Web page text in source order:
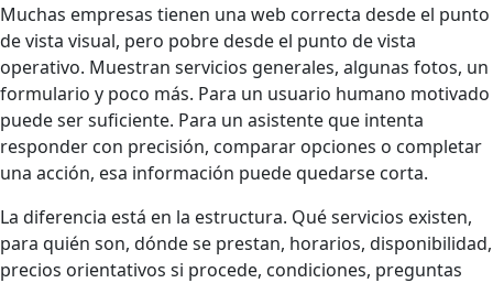
Muchas empresas tienen una web correcta desde el punto
de vista visual, pero pobre desde el punto de vista
operativo. Muestran servicios generales, algunas fotos, un
formulario y poco más. Para un usuario humano motivado
puede ser suficiente. Para un asistente que intenta
responder con precisión, comparar opciones o completar
una acción, esa información puede quedarse corta.
La diferencia está en la estructura. Qué servicios existen,
para quién son, dónde se prestan, horarios, disponibilidad,
precios orientativos si procede, condiciones, preguntas